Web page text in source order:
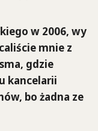
w 2006, wy
mnie z
gdzie
kancelarii
bo żadna ze